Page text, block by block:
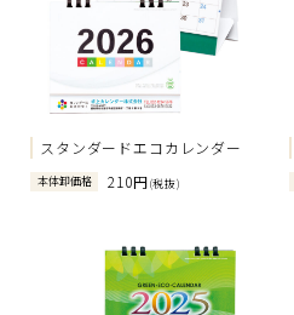
スタンダードエコカレンダー
本体卸価格 210円(税抜)